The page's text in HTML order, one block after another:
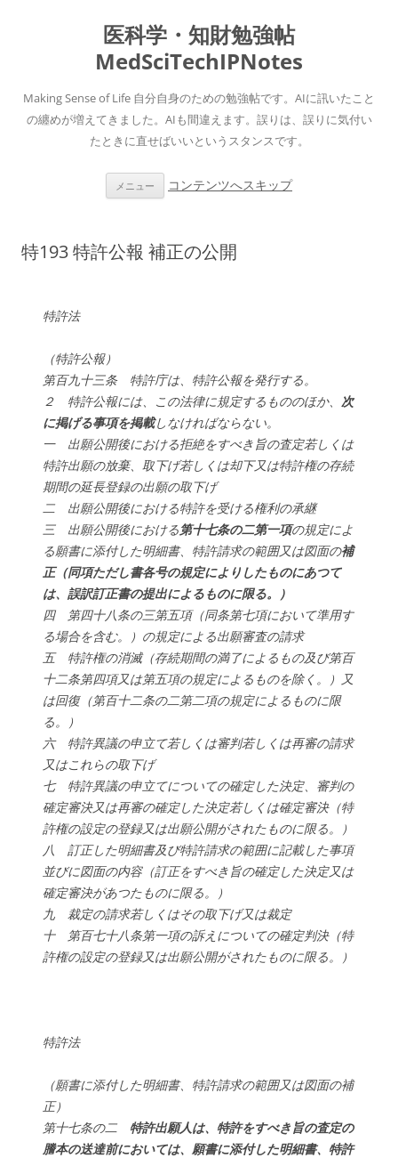
医科学・知財勉強帖
MedSciTechIPNotes
Making Sense of Life 自分自身のための勉強帖です。AIに訊いたこと
の纏めが増えてきました。AIも間違えます。誤りは、誤りに気付い
たときに直せばいいというスタンスです。
メニュー コンテンツへスキップ
特193 特許公報 補正の公開
特許法
（特許公報）
第百九十三条 特許庁は、特許公報を発行する。
２ 特許公報には、この法律に規定するもののほか、 次
に掲げる事項を掲載しなければならない。
一 出願公開後における拒絶をすべき旨の査定若しくは
特許出願の放棄、取下げ若しくは却下又は特許権の存続
期間の延長登録の出願の取下げ
二 出願公開後における特許を受ける権利の承継
三 出願公開後における第十七条の二第一項の規定によ
る願書に添付した明細書、特許請求の範囲又は図面の補
正（同項ただし書各号の規定によりしたものにあつて
は、誤訳訂正書の提出によるものに限る。
）
四 第四十八条の三第五項（同条第七項において準用す
る場合を含む。）の規定による出願審査の請求
五 特許権の消滅（存続期間の満了によるもの及び第百
十二条第四項又は第五項の規定によるものを除く。）又
は回復（第百十二条の二第二項の規定によるものに限
る。）
六 特許異議の申立て若しくは審判若しくは再審の請求
又はこれらの取下げ
七 特許異議の申立てについての確定した決定、審判の
確定審決又は再審の確定した決定若しくは確定審決（特
許権の設定の登録又は出願公開がされたものに限る。）
八 訂正した明細書及び特許請求の範囲に記載した事項
並びに図面の内容（訂正をすべき旨の確定した決定又は
確定審決があつたものに限る。）
九 裁定の請求若しくはその取下げ又は裁定
十 第百七十八条第一項の訴えについての確定判決（特
許権の設定の登録又は出願公開がされたものに限る。）
特許法
（願書に添付した明細書、特許請求の範囲又は図面の補
正）
第十七条の二 特許出願人は、特許をすべき旨の査定の
謄本の送達前においては、願書に添付した明細書、特許